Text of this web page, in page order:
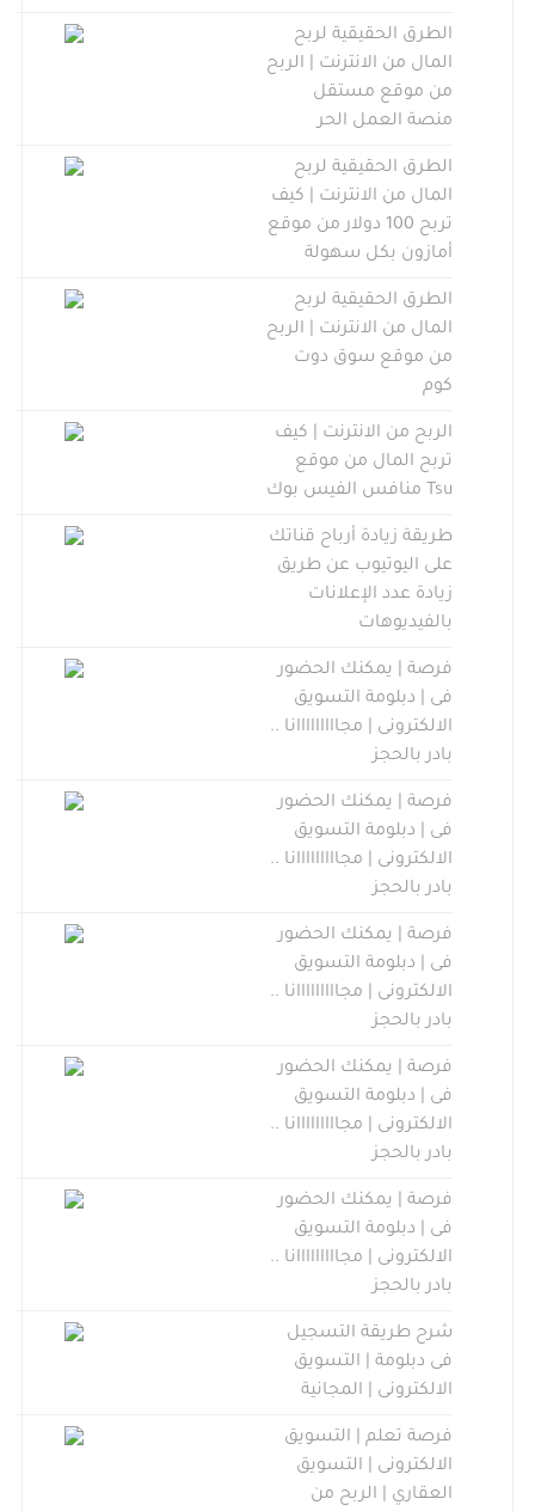
الطرق الحقيقية لربح
المال من الانترنت | الربح
من موقع مستقل
منصة العمل الحر
الطرق الحقيقية لربح
المال من الانترنت | كيف
تربح 100 دولار من موقع
أمازون بكل سهولة
الطرق الحقيقية لربح
المال من الانترنت | الربح
من موقع سوق دوت
كوم
الربح من الانترنت | كيف
تربح المال من موقع
Tsu منافس الفيس بوك
طريقة زيادة أرباح قناتك
على اليوتيوب عن طريق
زيادة عدد الإعلانات
بالفيديوهات
فرصة | يمكنك الحضور
فى | دبلومة التسويق
الالكترونى | مجااااااااانا ..
بادر بالحجز
فرصة | يمكنك الحضور
فى | دبلومة التسويق
الالكترونى | مجااااااااانا ..
بادر بالحجز
فرصة | يمكنك الحضور
فى | دبلومة التسويق
الالكترونى | مجااااااااانا ..
بادر بالحجز
فرصة | يمكنك الحضور
فى | دبلومة التسويق
الالكترونى | مجااااااااانا ..
بادر بالحجز
فرصة | يمكنك الحضور
فى | دبلومة التسويق
الالكترونى | مجااااااااانا ..
بادر بالحجز
شرح طريقة التسجيل
فى دبلومة | التسويق
الالكترونى | المجانية
فرصة تعلم | التسويق
الالكترونى | التسويق
العقاري | الربح من